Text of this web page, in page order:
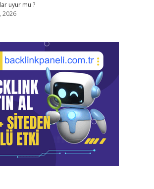
uyur mu ?
2026